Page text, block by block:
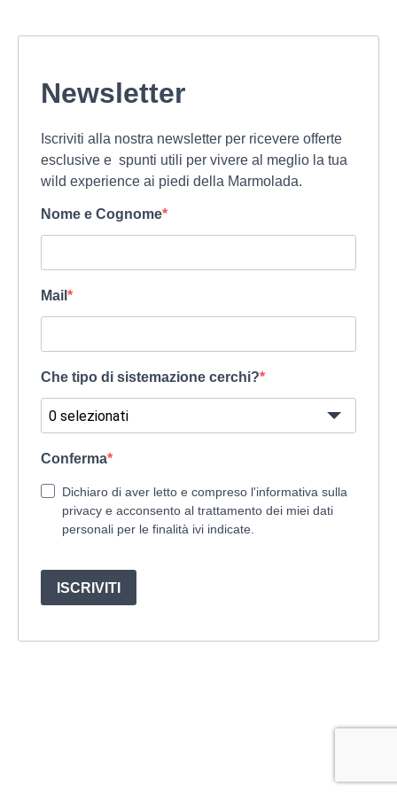
Newsletter
Iscriviti alla nostra newsletter per ricevere offerte
esclusive e spunti utili per vivere al meglio la tua
wild experience ai piedi della Marmolada.
Nome e Cognome
Mail
Che tipo di sistemazione cerchi?
0 selezionati
Conferma
Dichiaro di aver letto e compreso l'informativa sulla
privacy e acconsento al trattamento dei miei dati
personali per le finalità ivi indicate.
ISCRIVITI